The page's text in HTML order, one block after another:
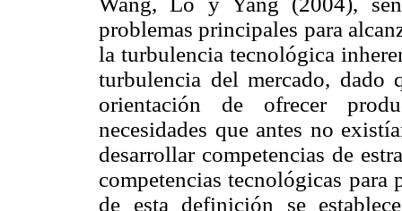
problemas principales para
la turbulencia tecnológica
turbulencia del mercado, dado
orientación de ofrecer
necesidades que antes no
desarrollar competencias de
competencias tecnológicas para
de esta definición se